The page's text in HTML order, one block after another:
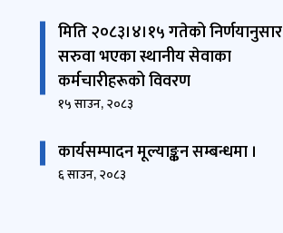
मिति २०८३।४।१५ गतेको निर्णयानुसार
सरुवा भएका स्थानीय सेवाका
कर्मचारीहरूको विवरण
१५ साउन, २०८३
कार्यसम्पादन मूल्याङ्कन सम्बन्धमा ।
६ साउन, २०८३